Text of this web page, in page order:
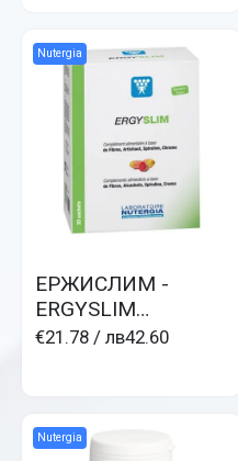
Nutergia
ЕРЖИСЛИМ -
ERGYSLIM
редукция на
€21.78 / лв42.60
Nutergia